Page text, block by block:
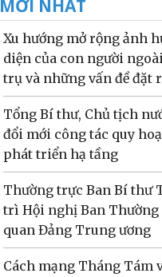
MỚI NHẤT
Xu hướng mở rộng ảnh
diện của con người
trụ và những vấn đề đặt
Tổng Bí thư, Chủ tịch
đổi mới công tác quy
phát triển hạ tầng
Thường trực Ban Bí thư
trì Hội nghị Ban Thường
quan Đảng Trung ương
Cách mạng Tháng Tám